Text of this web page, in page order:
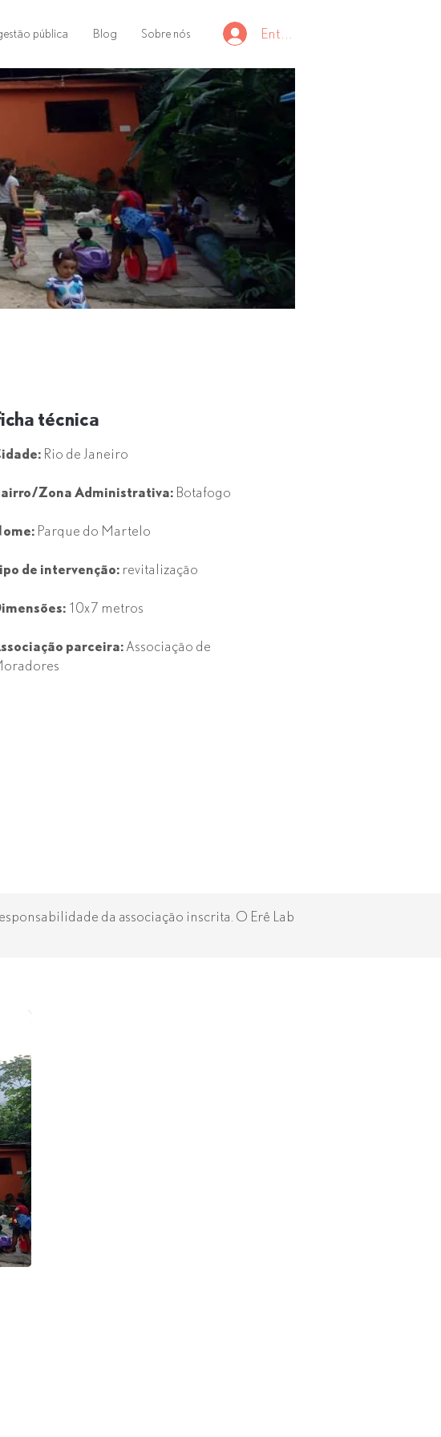
pública Blog Sobre nós Entrar
técnica
Rio de Janeiro
Zona Administrativa: Botafogo
Parque do Martelo
de intervenção: revitalização
10x7 metros
parceira:Associação de
da associação inscrita. O Erê Lab